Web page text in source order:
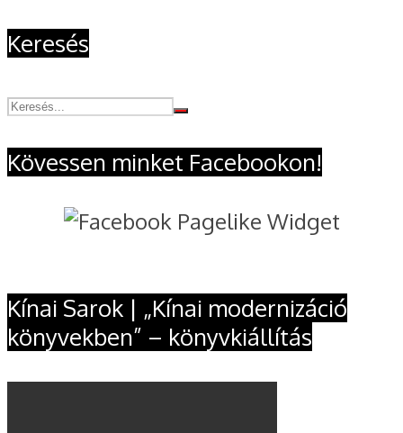
Keresés
Kövessen minket Facebookon!
Kínai Sarok | „Kínai modernizáció
könyvekben” – könyvkiállítás